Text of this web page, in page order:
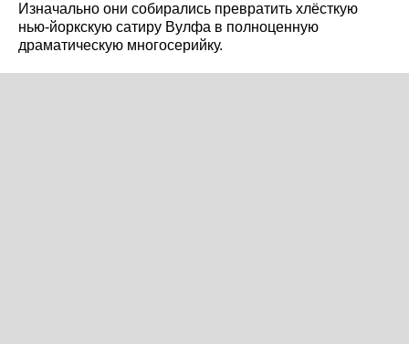
Изначально они собирались превратить хлёсткую
нью-йоркскую сатиру Вулфа в полноценную
драматическую многосерийку.